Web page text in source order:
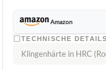
Amazon
TECHNISCHE DETAILS
Klingenhärte in HRC